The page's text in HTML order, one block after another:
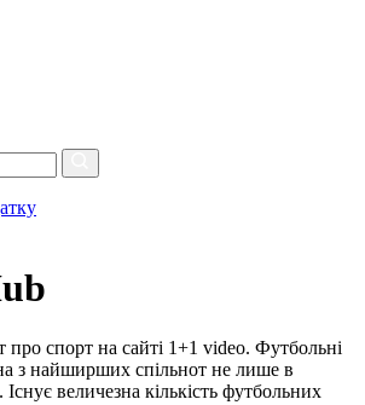
про спорт на сайті 1+1 video. Футбольні
з найширших спільнот не лише в
Існує величезна кількість футбольних